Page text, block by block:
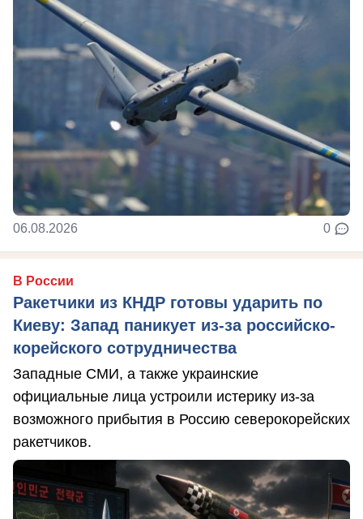
06.08.2026 0
В России
Ракетчики из КНДР готовы ударить по
Киеву: Запад паникует из-за российско-
корейского сотрудничества
Западные СМИ, а также украинские
официальные лица устроили истерику из-за
возможного прибытия в Россию северокорейских
ракетчиков.